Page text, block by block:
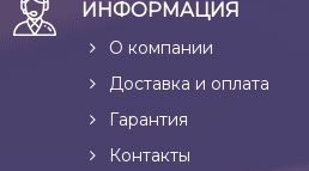
ИНФОРМАЦИЯ
О компании
Доставка и оплата
Гарантия
Контакты